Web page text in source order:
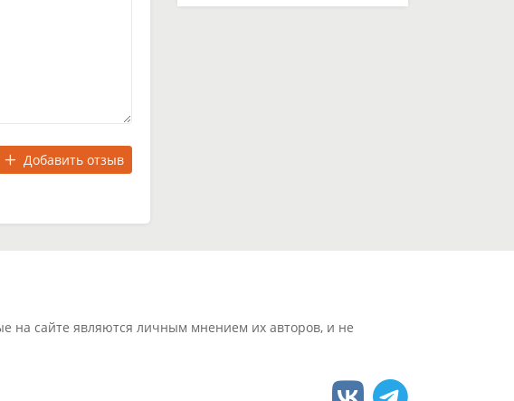
Добавить отзыв
на сайте являются личным мнением их авторов, и не